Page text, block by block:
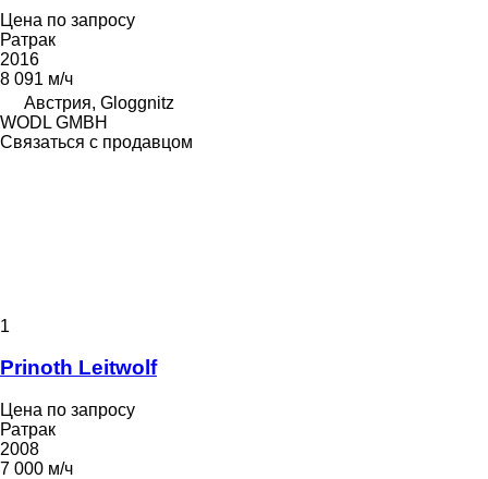
Цена по запросу
Ратрак
2016
8 091 м/ч
Австрия, Gloggnitz
WODL GMBH
Связаться с продавцом
1
Prinoth Leitwolf
Цена по запросу
Ратрак
2008
7 000 м/ч